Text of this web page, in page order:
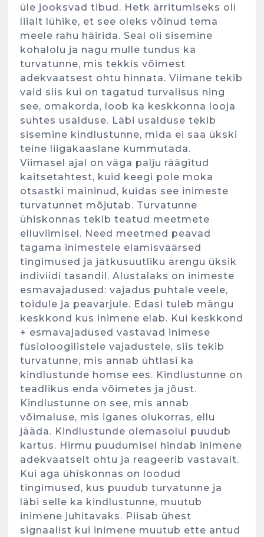
üle jooksvad tibud. Hetk ärritumiseks oli
liialt lühike, et see oleks võinud tema
meele rahu häirida. Seal oli sisemine
kohalolu ja nagu mulle tundus ka
turvatunne, mis tekkis võimest
adekvaatsest ohtu hinnata. Viimane tekib
vaid siis kui on tagatud turvalisus ning
see, omakorda, loob ka keskkonna looja
suhtes usalduse. Läbi usalduse tekib
sisemine kindlustunne, mida ei saa ükski
teine liigakaaslane kummutada.
Viimasel ajal on väga palju räägitud
kaitsetahtest, kuid keegi pole moka
otsastki maininud, kuidas see inimeste
turvatunnet mõjutab. Turvatunne
ühiskonnas tekib teatud meetmete
elluviimisel. Need meetmed peavad
tagama inimestele elamisväärsed
tingimused ja jätkusuutliku arengu üksik
indiviidi tasandil. Alustalaks on inimeste
esmavajadused: vajadus puhtale veele,
toidule ja peavarjule. Edasi tuleb mängu
keskkond kus inimene elab. Kui keskkond
+ esmavajadused vastavad inimese
füsioloogilistele vajadustele, siis tekib
turvatunne, mis annab ühtlasi ka
kindlustunde homse ees. Kindlustunne on
teadlikus enda võimetes ja jõust.
Kindlustunne on see, mis annab
võimaluse, mis iganes olukorras, ellu
jääda. Kindlustunde olemasolul puudub
kartus. Hirmu puudumisel hindab inimene
adekvaatselt ohtu ja reageerib vastavalt.
Kui aga ühiskonnas on loodud
tingimused, kus puudub turvatunne ja
läbi selle ka kindlustunne, muutub
inimene juhitavaks. Piisab ühest
signaalist kui inimene muutub ette antud